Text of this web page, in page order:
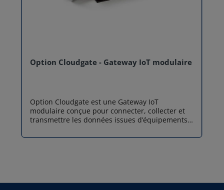
Option Cloudgate - Gateway IoT modulaire
Option Cloudgate est une Gateway IoT
modulaire conçue pour connecter, collecter et
transmettre les données issues d’équipements
ses multiples options de connectivité (LoRaWAN,
pour l’IoT professionnel Option Cloudgate se